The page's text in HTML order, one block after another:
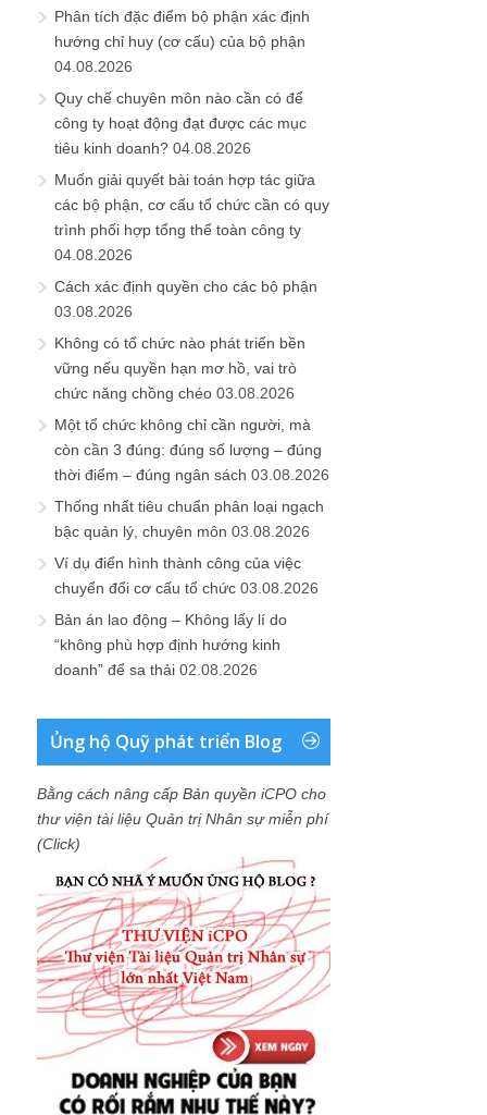
Phân tích đặc điểm bộ phận xác định
hướng chỉ huy (cơ cấu) của bộ phận
04.08.2026
Quy chế chuyên môn nào cần có để
công ty hoạt động đạt được các mục
tiêu kinh doanh? 04.08.2026
Muốn giải quyết bài toán hợp tác giữa
các bộ phận, cơ cấu tổ chức cần có quy
trình phối hợp tổng thể toàn công ty
04.08.2026
Cách xác định quyền cho các bộ phận
03.08.2026
Không có tổ chức nào phát triển bền
vững nếu quyền hạn mơ hồ, vai trò
chức năng chồng chéo 03.08.2026
Một tổ chức không chỉ cần người, mà
còn cần 3 đúng: đúng số lượng – đúng
thời điểm – đúng ngân sách 03.08.2026
Thống nhất tiêu chuẩn phân loại ngạch
bậc quản lý, chuyên môn 03.08.2026
Ví dụ điển hình thành công của việc
chuyển đổi cơ cấu tổ chức 03.08.2026
Bản án lao động – Không lấy lí do
“không phù hợp định hướng kinh
doanh” để sa thải 02.08.2026
Ủng hộ Quỹ phát triển Blog
Bằng cách nâng cấp Bản quyền iCPO cho
thư viện tài liệu Quản trị Nhân sự miễn phí
(Click)